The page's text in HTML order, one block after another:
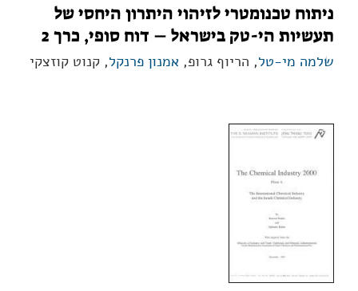
ניתוח טכנומטרי לזיהוי היתרון היחסי של
תעשיות הי-טק בישראל – דוח סופי, כרך 2
שלמה מי-טל, הריוף גרופ, אמנון פרנקל, קנוט קוזצקי